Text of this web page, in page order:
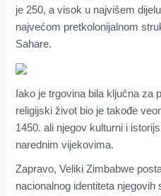
je 250, a visok u najvišem
najvećom pretkolonijalnom
Sahare.
Iako je trgovina bila ključna za
religijski život bio je takođe
1450. ali njegov kulturni i
narednim vijekovima.
Zapravo, Veliki Zimbabwe
nacionalnog identiteta